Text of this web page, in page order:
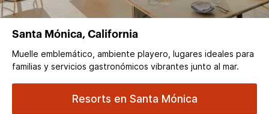
Santa Mónica, California
Muelle emblemático, ambiente playero, lugares ideales para
familias y servicios gastronómicos vibrantes junto al mar.
Resorts en Santa Mónica